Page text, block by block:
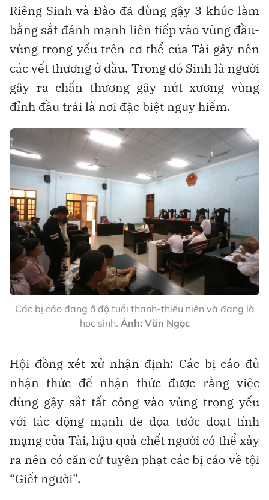
Riêng Sinh và Đào đã dùng gậy 3 khúc làm
bằng sắt đánh mạnh liên tiếp vào vùng đầu-
vùng trọng yếu trên cơ thể của Tài gây nên
các vết thương ở đầu. Trong đó Sinh là người
gây ra chấn thương gây nứt xương vùng
đỉnh đầu trái là nơi đặc biệt nguy hiểm.
Các bị cáo đang ở độ tuổi thanh-thiếu niên và đang là
học sinh. Ảnh: Văn Ngọc
Hội đồng xét xử nhận định: Các bị cáo đủ
nhận thức để nhận thức được rằng việc
dùng gậy sắt tất công vào vùng trọng yếu
với tác động mạnh đe dọa tước đoạt tính
mạng của Tài, hậu quả chết người có thể xảy
ra nên có căn cứ tuyên phạt các bị cáo về tội
“Giết người”.